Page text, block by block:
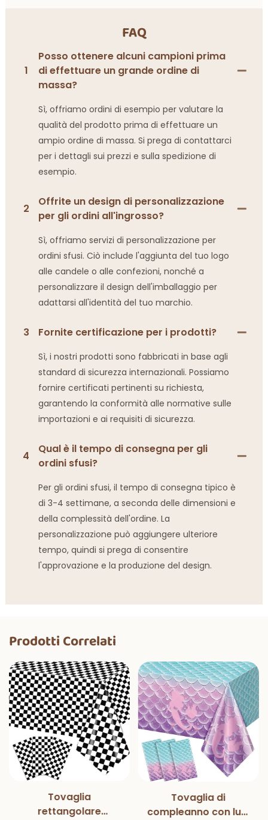
FAQ
1
Posso ottenere alcuni campioni prima
di effettuare un grande ordine di
massa?
Sì, offriamo ordini di esempio per valutare la
qualità del prodotto prima di effettuare un
ampio ordine di massa. Si prega di contattarci
per i dettagli sui prezzi e sulla spedizione di
esempio.
2
Offrite un design di personalizzazione
per gli ordini all'ingrosso?
Sì, offriamo servizi di personalizzazione per
ordini sfusi. Ciò include l'aggiunta del tuo logo
alle candele o alle confezioni, nonché a
personalizzare il design dell'imballaggio per
adattarsi all'identità del tuo marchio.
3 Fornite certificazione per i prodotti?
Sì, i nostri prodotti sono fabbricati in base agli
standard di sicurezza internazionali. Possiamo
fornire certificati pertinenti su richiesta,
garantendo la conformità alle normative sulle
importazioni e ai requisiti di sicurezza.
4
Qual è il tempo di consegna per gli
ordini sfusi?
Per gli ordini sfusi, il tempo di consegna tipico è
di 3-4 settimane, a seconda delle dimensioni e
della complessità dell'ordine. La
personalizzazione può aggiungere ulteriore
tempo, quindi si prega di consentire
l'approvazione e la produzione del design.
Prodotti Correlati
Tovaglia
rettangolare
Tovaglia di
compleanno con luci